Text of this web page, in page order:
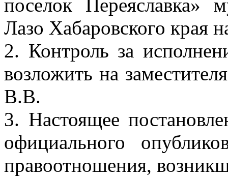
поселок Переяславка»
Лазо Хабаровского края
2. Контроль за
возложить на
В.В.
3. Настоящее
официального
правоотношения,